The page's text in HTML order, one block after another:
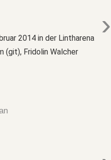
›
2014 in der Lintharena
(git), Fridolin Walcher